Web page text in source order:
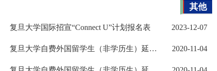
其他
复旦大学国际招宣“Connect U”计划报名表 2023-12-07
复旦大学自费外国留学生（非学历生）延长
2020-11-04